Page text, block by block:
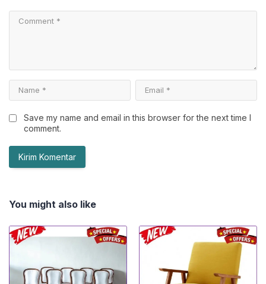
Save my name and email in this browser for the next time I
comment.
You might also like